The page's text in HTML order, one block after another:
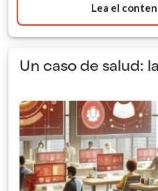
Lea el
Un caso de salud: